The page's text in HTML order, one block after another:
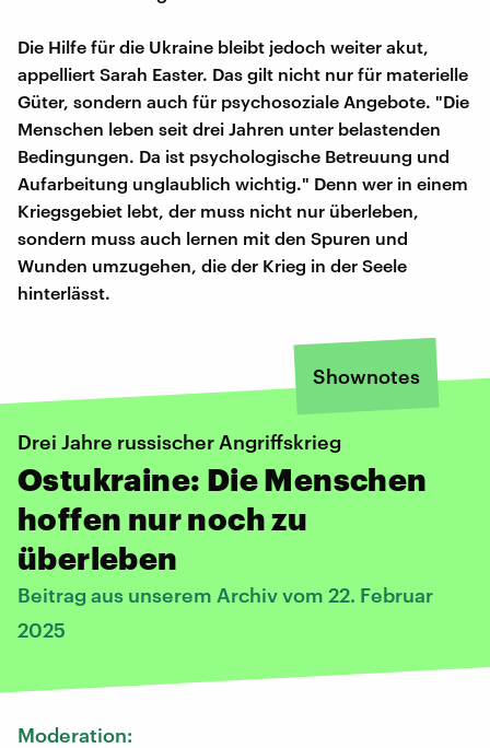
Die Hilfe für die Ukraine bleibt jedoch weiter akut,
appelliert Sarah Easter. Das gilt nicht nur für materielle
Güter, sondern auch für psychosoziale Angebote. "Die
Menschen leben seit drei Jahren unter belastenden
Bedingungen. Da ist psychologische Betreuung und
Aufarbeitung unglaublich wichtig." Denn wer in einem
Kriegsgebiet lebt, der muss nicht nur überleben,
sondern muss auch lernen mit den Spuren und
Wunden umzugehen, die der Krieg in der Seele
hinterlässt.
Shownotes
Drei Jahre russischer Angriffskrieg
Ostukraine: Die Menschen
hoffen nur noch zu
überleben
Beitrag aus unserem Archiv vom 22. Februar
2025
Moderation: